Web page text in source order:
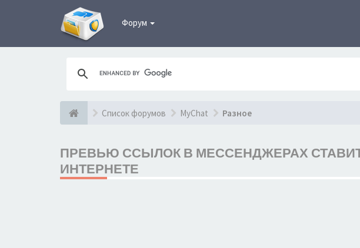
Форум
Список форумов MyChat Разное
ПРЕВЬЮ ССЫЛОК В МЕССЕНДЖЕРАХ
ИНТЕРНЕТЕ